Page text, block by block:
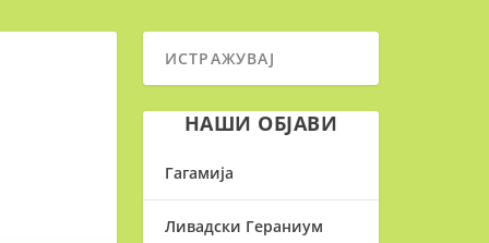
НАШИ ОБЈАВИ
Гагамија
Ливадски Гераниум